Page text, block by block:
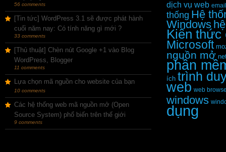
56 comments
[Tin tức] WordPress 3.1 sẽ được phát hành
cuối năm nay: Có tính năng gì mới ?
33 comments
[Thủ thuật] Chèn nút Google +1 vào Blog
WordPress, Blogger
11 comments
Lựa chọn mã nguồn cho website của bạn
10 comments
Các hệ thống web mã nguồn mở (Open
Source System) phổ biến trên thế giới
9 comments
dịch vụ web email
thống Hệ
Windows
Kiến thức
Microsoft
nguồn mở
phần
ích trình
web web
windows
dụng